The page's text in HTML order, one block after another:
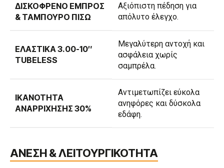
ΔΙΣΚΌΦΡΕΝΟ ΕΜΠΡΌΣ
& ΤΑΜΠΟΎΡΟ ΠΊΣΩ
Αξιόπιστη πέδηση για
απόλυτο έλεγχο.
ΕΛΑΣΤΙΚΆ 3.00-10″
TUBELESS
Μεγαλύτερη αντοχή και
ασφάλεια χωρίς
σαμπρέλα.
ΙΚΑΝΌΤΗΤΑ
ΑΝΑΡΡΊΧΗΣΗΣ 30%
Αντιμετωπίζει εύκολα
ανηφόρες και δύσκολα
εδάφη.
ΑΝΕΣΗ & ΛΕΙΤΟΥΡΓΙΚΟΤΗΤΑ